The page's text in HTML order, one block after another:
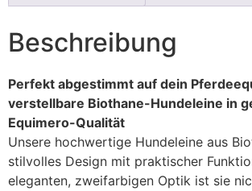
Beschreibung
Perfekt abgestimmt auf dein
verstellbare Biothane-Hundeleine in
Equimero-Qualität
Unsere hochwertige Hundeleine aus
stilvolles Design mit praktischer
eleganten, zweifarbigen Optik ist sie